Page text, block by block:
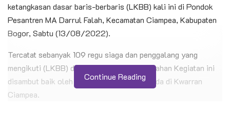
ketangkasan dasar baris-berbaris (LKBB) kali ini di Pondok
Pesantren MA Darrul Falah, Kecamatan Ciampea, Kabupaten
Bogor, Sabtu (13/08/2022).
Tercatat sebanyak 109 regu siaga dan penggalang yang
mengikuti (LKBB) dan Gerak Jalan. Kemeriahan Kegiatan ini
disambut baik oleh para mabigus yang berada di Kwarran
Ciampea.
Continue Reading